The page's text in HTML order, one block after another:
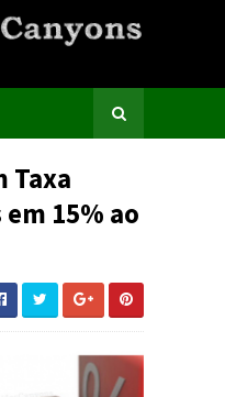
Taxa
15% ao